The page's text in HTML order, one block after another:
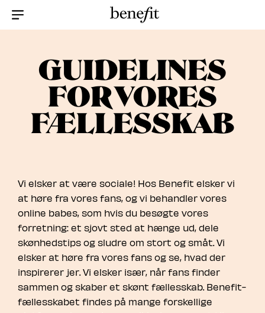
GUIDELINES
FOR VORES
FÆLLESSKAB
Vi elsker at være sociale! Hos Benefit elsker vi
at høre fra vores fans, og vi behandler vores
online babes, som hvis du besøgte vores
forretning: et sjovt sted at hænge ud, dele
skønhedstips og sludre om stort og småt. Vi
elsker at høre fra vores fans og se, hvad der
inspirerer jer. Vi elsker især, når fans finder
sammen og skaber et skønt fællesskab. Benefit-
fællesskabet findes på mange forskellige